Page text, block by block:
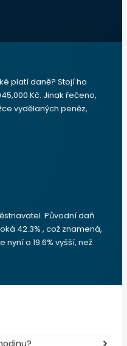
platí daně? Stojí ho
Kč. Jinak řečeno,
vydělaných peněz,
Původní daň
42.3% , což znamená,
o 19.6% vyšší, než